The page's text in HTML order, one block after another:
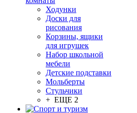
Ходунки
Доски для
рисования
Корзины, ящики
для игрушек
Набор школьной
мебели
Детские подставки
Мольберты
Стульчики
+ ЕЩЕ 2